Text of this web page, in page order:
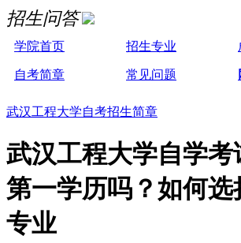
招生问答
学院首页 招生专业
自考简章 常见问题
武汉工程大学自考招生简章
武汉工程大学自学考
第一学历吗？如何选
专业